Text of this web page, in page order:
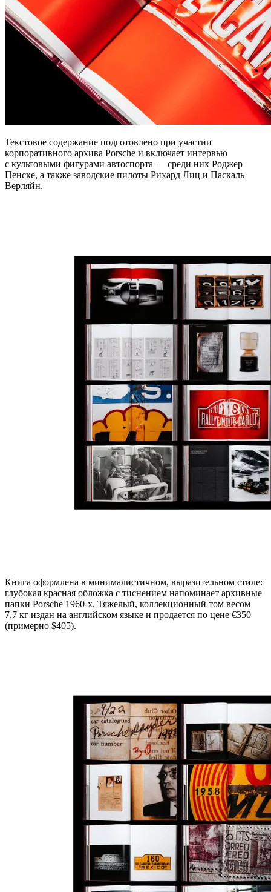
Текстовое содержание подготовлено при участии
корпоративного архива Porsche и включает интервью
с культовыми фигурами автоспорта — среди них Роджер
Пенске, а также заводские пилоты Рихард Лиц и Паскаль
Верляйн.
Книга оформлена в минималистичном, выразительном стиле:
глубокая красная обложка с тиснением напоминает архивные
папки Porsche 1960-х. Тяжелый, коллекционный том весом
7,7 кг издан на английском языке и продается по цене €350
(примерно $405).